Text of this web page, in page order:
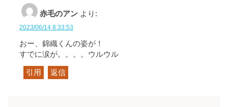
赤毛のアン より:
2023/06/14 8:33:53
おー、錦織くんの姿が！
すでに涙が。。。。ウルウル
引用 返信